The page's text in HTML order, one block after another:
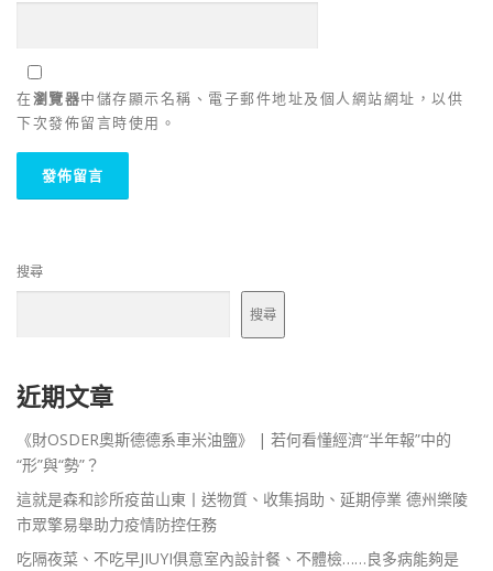
在瀏覽器中儲存顯示名稱、電子郵件地址及個人網站網址，以供
下次發佈留言時使用。
搜尋
搜尋
近期文章
《財OSDER奧斯德德系車米油鹽》 | 若何看懂經濟“半年報”中的
“形”與“勢”？
這就是森和診所疫苗山東丨送物質、收集捐助、延期停業 德州樂陵
市眾擎易舉助力疫情防控任務
吃隔夜菜、不吃早JIUYI俱意室內設計餐、不體檢……良多病能夠是